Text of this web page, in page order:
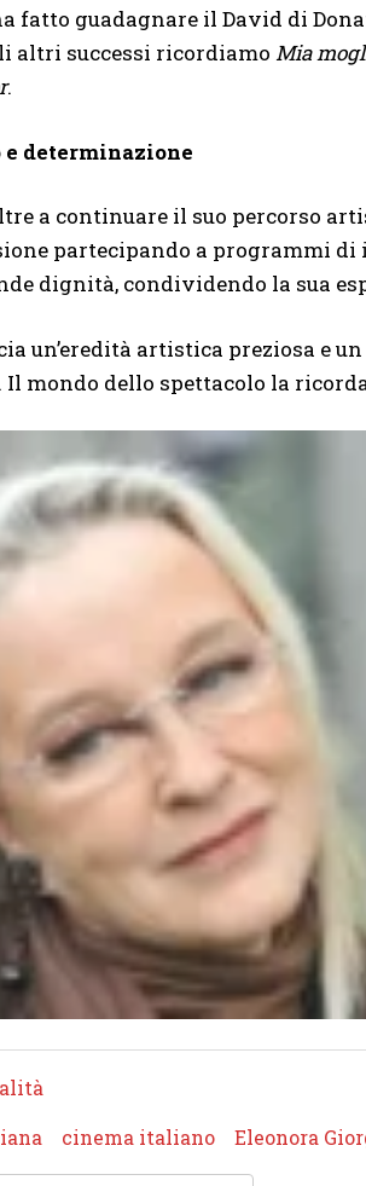
fatto guadagnare il David di
altri successi ricordiamo Mia
.
e determinazione
a continuare il suo percorso
partecipando a programmi
dignità, condividendo la sua
un’eredità artistica preziosa e
Il mondo dello spettacolo la
cinema italiano Eleonora